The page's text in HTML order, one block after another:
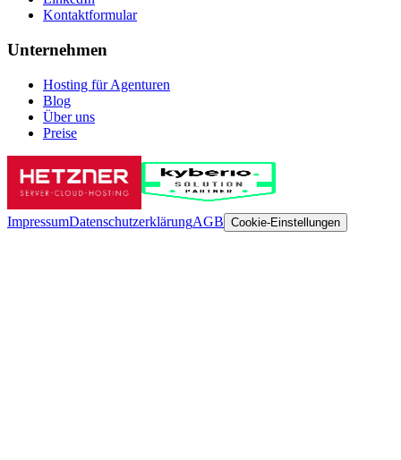
Kontaktformular
Unternehmen
Hosting für Agenturen
Blog
Über uns
Preise
ImpressumDatenschutzerklärungAGB Cookie-Einstellungen